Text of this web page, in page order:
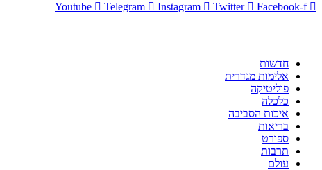
Youtube Telegram Instagram Twitter Facebook-f
חדשות
אלימות מגדרית
פוליטיקה
כלכלה
איכות הסביבה
בריאות
ספורט
תרבות
עולם